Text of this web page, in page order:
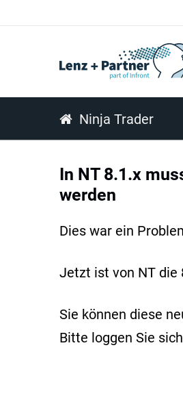
Ninja Trader
In NT 8.1.x
werden
Dies war ein
Jetzt ist von NT die
Sie können diese
Bitte loggen Sie